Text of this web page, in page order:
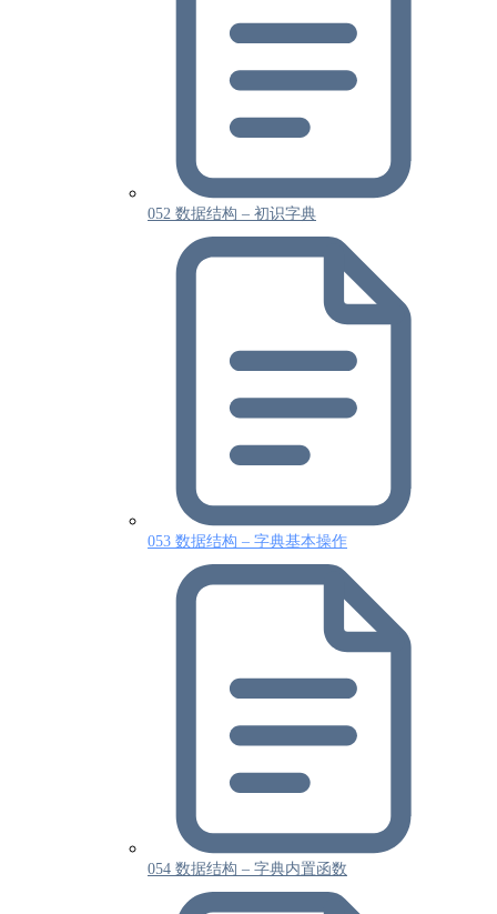
052 数据结构 – 初识字典
053 数据结构 – 字典基本操作
054 数据结构 – 字典内置函数